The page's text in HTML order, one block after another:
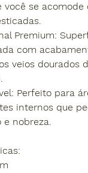
você se acomode
Premium:
com
veios dourados
Perfeito para
internos que
e nobreza.